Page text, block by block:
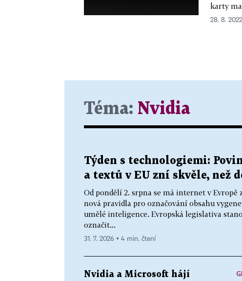
karty
28. 8.
Téma: Nvidia
Týden s technologiemi:
a textů v EU zní skvěle, než
Od pondělí 2. srpna se má internet v
nová pravidla pro označování obsahu
umělé inteligence. Evropská legislativa
označit...
31. 7. 2026 ▪ 4 min. čtení
Nvidia a Microsoft hájí